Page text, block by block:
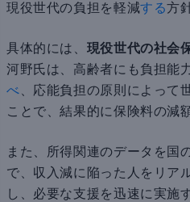
現役世代の負担を軽減する方
具体的には、 現役世代の社会
河野氏は、高齢者にも負担能
べ 、応能負担の原則によって
ことで、結果的に保険料の減
また、所得関連のデータを国
で、収入減に陥った人をリア
し、必要な支援を迅速に実施